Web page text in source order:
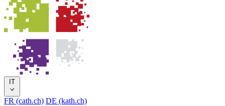
IT
FR (cath.ch) DE (kath.ch)